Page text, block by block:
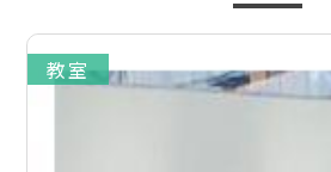
教室